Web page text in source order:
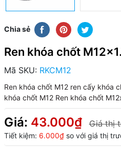
Chia sẻ
Ren khóa chốt
Mã SKU: RKCM12
Ren khóa chốt M12 ren cấy khóa
khóa chốt M12 Ren khóa chốt
Giá: 43.000₫ Giá thị
Tiết kiệm: 6.000₫so với giá thị